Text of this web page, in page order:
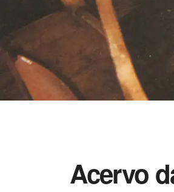
Acervo